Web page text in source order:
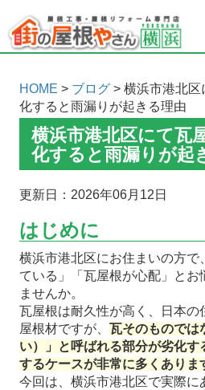
HOME > ブログ> 横浜市港北区
化すると雨漏りが起きる理由
横浜市港北区にて瓦
化すると雨漏りが起
更新日：2026年06月12日
はじめに
横浜市港北区にお住まいの方で
ている」「瓦屋根が心配」とお
ませんか。
瓦屋根は耐久性が高く、日本の
屋根材ですが、 瓦そのものでは
い）」と呼ばれる部分が劣化
するケースが非常に多くありま
今回は、横浜市港北区で実際に